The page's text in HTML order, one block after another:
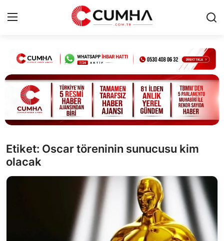
Kurumsal
Cumhurbaşkanlığı
Bakanlıklar
Siyasi Partiler
Toplum ve Yaşam
Etiket: Oscar töreninin sunucusu kim
olacak